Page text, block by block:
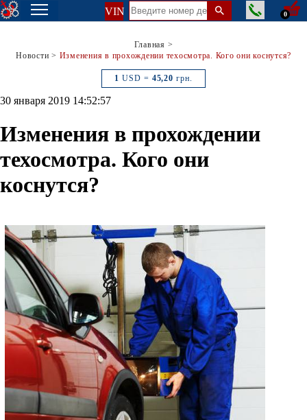
VIN 0
Главная >
Новости > Изменения в прохождении техосмотра. Кого они коснутся?
1 USD = 45,20 грн.
30 января 2019 14:52:57
Изменения в прохождении
техосмотра. Кого они
коснутся?